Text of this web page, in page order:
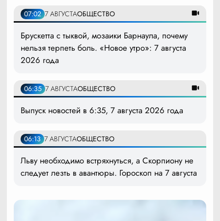
07:02 7 АВГУСТАОБЩЕСТВО
Брускетта с тыквой, мозаики Барнаула, почему
нельзя терпеть боль. «Новое утро»: 7 августа
2026 года
06:35 7 АВГУСТАОБЩЕСТВО
Выпуск новостей в 6:35, 7 августа 2026 года
06:13 7 АВГУСТАОБЩЕСТВО
Льву необходимо встряхнуться, а Скорпиону не
следует лезть в авантюры. Гороскоп на 7 августа